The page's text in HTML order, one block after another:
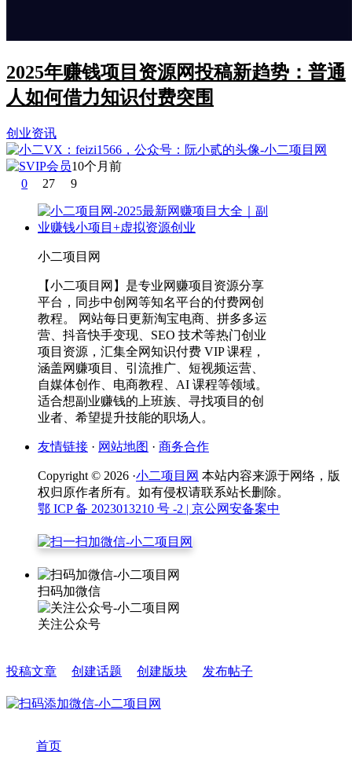
2025年赚钱项目资源网投稿新趋势：普通
人如何借力知识付费突围
创业资讯
10个月前
0
27 9
小二项目网
【小二项目网】是专业网赚项目资源分享
平台，同步中创网等知名平台的付费网创
教程。 网站每日更新淘宝电商、拼多多运
营、抖音快手变现、SEO 技术等热门创业
项目资源，汇集全网知识付费 VIP 课程，
涵盖网赚项目、引流推广、短视频运营、
自媒体创作、电商教程、AI 课程等领域。
适合想副业赚钱的上班族、寻找项目的创
业者、希望提升技能的职场人。
友情链接 · 网站地图 · 商务合作
Copyright © 2026 ·小二项目网 本站内容来源于网络，版
权归原作者所有。如有侵权请联系站长删除。
鄂 ICP 备 2023013210 号 -2 | 京公网安备案中
扫码加微信
关注公众号
投稿文章 创建话题 创建版块 发布帖子
首页